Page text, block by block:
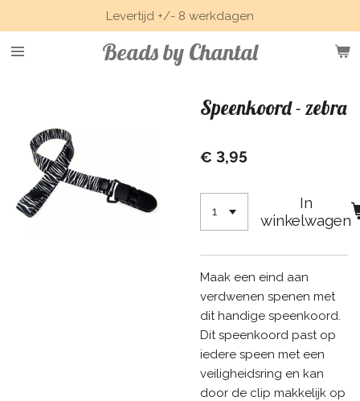
direct
naar
Beads by Chantal
Levertijd +/- 8 werkdagen
Speenkoord - zebra
€ 3,95
In
winkelwagen
Maak een eind aan
verdwenen spenen met
dit handige speenkoord.
Dit speenkoord past op
iedere speen met een
veiligheidsring en kan
door de clip makkelijk op